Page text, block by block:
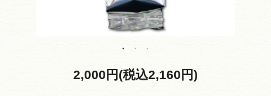
2,000円(税込2,160円)